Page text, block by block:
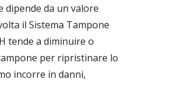
dipende da un valore
il Sistema Tampone
tende a diminuire o
per ripristinare lo
incorre in danni,